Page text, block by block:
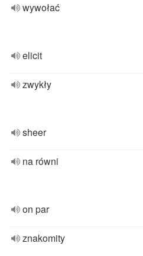
wywołać
elicit
zwykły
sheer
na równi
on par
znakomity